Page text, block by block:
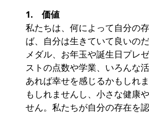
エレミヤ書 ホセア書 ミカ書
ヨハネの福音書 使徒の働き ローマ
1.　価値
私たちは、何によって自分の
ば、自分は生きていて良いの
メダル、お年玉や誕生日プレ
ストの点数や学業、いろんな
あれば幸せを感じるかもしれ
もしれませんし、小さな健康
せん。私たちが自分の存在を